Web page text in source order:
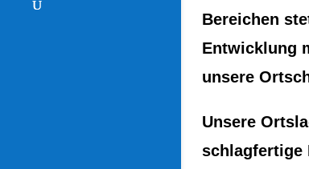
Bereichen
Entwicklung
unsere
Unsere
schlagfertige